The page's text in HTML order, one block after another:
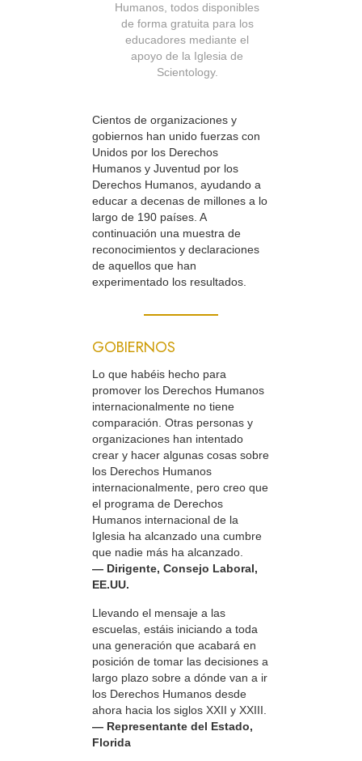
Humanos, todos disponibles
de forma gratuita para los
educadores mediante el
apoyo de la Iglesia de
Scientology.
Cientos de organizaciones y
gobiernos han unido fuerzas con
Unidos por los Derechos
Humanos y Juventud por los
Derechos Humanos, ayudando a
educar a decenas de millones a lo
largo de 190 países. A
continuación una muestra de
reconocimientos y declaraciones
de aquellos que han
experimentado los resultados.
GOBIERNOS
Lo que habéis hecho para
promover los Derechos Humanos
internacionalmente no tiene
comparación. Otras personas y
organizaciones han intentado
crear y hacer algunas cosas sobre
los Derechos Humanos
internacionalmente, pero creo que
el programa de Derechos
Humanos internacional de la
Iglesia ha alcanzado una cumbre
que nadie más ha alcanzado.
— Dirigente, Consejo Laboral,
EE.UU.
Llevando el mensaje a las
escuelas, estáis iniciando a toda
una generación que acabará en
posición de tomar las decisiones a
largo plazo sobre a dónde van a ir
los Derechos Humanos desde
ahora hacia los siglos XXII y XXIII.
— Representante del Estado,
Florida